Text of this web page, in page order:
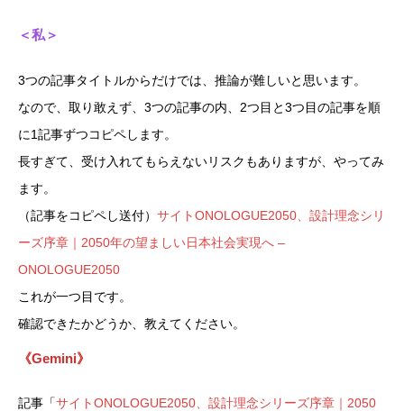
＜私＞
3つの記事タイトルからだけでは、推論が難しいと思います。
なので、取り敢えず、3つの記事の内、2つ目と3つ目の記事を順
に1記事ずつコピペします。
長すぎて、受け入れてもらえないリスクもありますが、やってみ
ます。
（記事をコピペし送付） サイトONOLOGUE2050、設計理念シリ
ーズ序章｜2050年の望ましい日本社会実現へ –
ONOLOGUE2050
これが一つ目です。
確認できたかどうか、教えてください。
《Gemini》
記事「サイトONOLOGUE2050、設計理念シリーズ序章｜2050